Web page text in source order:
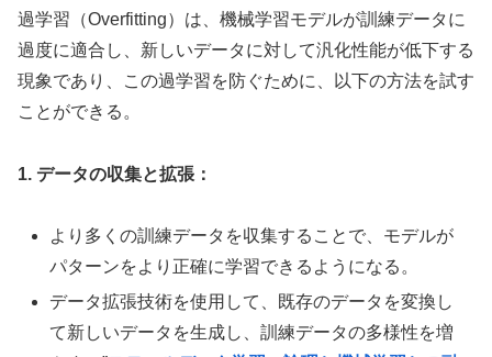
過学習（Overfitting）は、機械学習モデルが訓練データに
過度に適合し、新しいデータに対して汎化性能が低下する
現象であり、この過学習を防ぐために、以下の方法を試す
ことができる。
1. データの収集と拡張：
より多くの訓練データを収集することで、モデルが
パターンをより正確に学習できるようになる。
データ拡張技術を使用して、既存のデータを変換し
て新しいデータを生成し、訓練データの多様性を増